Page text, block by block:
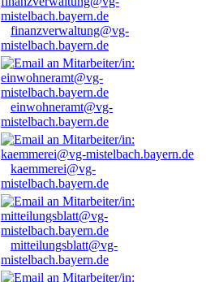
finanzverwaltung@vg-
mistelbach.bayern.de
einwohneramt@vg-
mistelbach.bayern.de
kaemmerei@vg-
mistelbach.bayern.de
mitteilungsblatt@vg-
mistelbach.bayern.de